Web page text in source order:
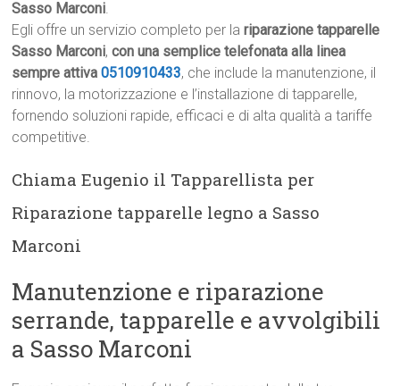
Sasso Marconi.
Egli offre un servizio completo per lariparazione tapparelle
Sasso Marconi, con una semplice telefonata alla linea
sempre attiva0510910433, che include la manutenzione, il
rinnovo, la motorizzazione e l’installazione di tapparelle,
fornendo soluzioni rapide, efficaci e di alta qualità a tariffe
competitive.
Chiama Eugenio il Tapparellista per
Riparazione tapparelle legno a Sasso
Marconi
Manutenzione e riparazione
serrande, tapparelle e avvolgibili
a Sasso Marconi